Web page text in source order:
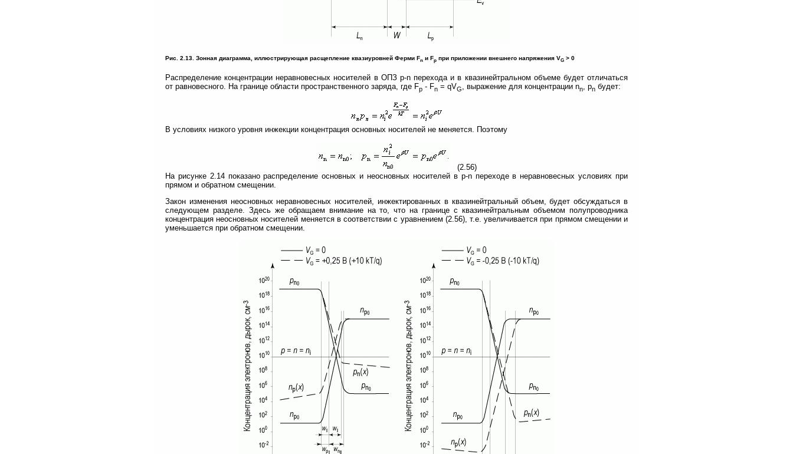
Рис. 2.13. Зонная диаграмма, иллюстрирующая расщепление квазиуровней Ферми Fn и Fp при приложении внешнего напряжения VG > 0
Распределение концентрации неравновесных носителей в ОПЗ p-n перехода и в квазинейтральном объеме будет отличаться
от равновесного. На границе области пространственного заряда, где Fp - Fn = qVG, выражение для концентрации nn, pn будет:
В условиях низкого уровня инжекции концентрация основных носителей не меняется. Поэтому
(2.56)
На рисунке 2.14 показано распределение основных и неосновных носителей в p-n переходе в неравновесных условиях при
прямом и обратном смещении.
Закон изменения неосновных неравновесных носителей, инжектированных в квазинейтральный объем, будет обсуждаться в
следующем разделе. Здесь же обращаем внимание на то, что на границе с квазинейтральным объемом полупроводника
концентрация неосновных носителей меняется в соответствии с уравнением (2.56), т.е. увеличивается при прямом смещении и
уменьшается при обратном смещении.